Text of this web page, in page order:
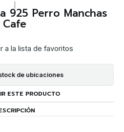
925 Perro Manchas
Cafe
a la lista de favoritos
de ubicaciones
ESTE PRODUCTO